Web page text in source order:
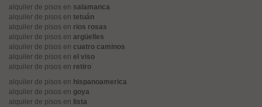
alquiler de pisos en salamanca
alquiler de pisos en tetuán
alquiler de pisos en rios rosas
alquiler de pisos en argüelles
alquiler de pisos en cuatro caminos
alquiler de pisos en el viso
alquiler de pisos en retiro
alquiler de pisos en hispanoamerica
alquiler de pisos en goya
alquiler de pisos en lista